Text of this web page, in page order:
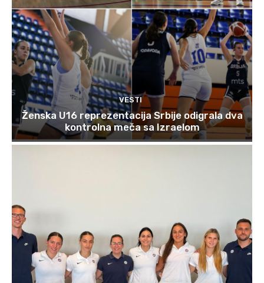
VESTI
Ženska U16 reprezentacija Srbije odigrala dva
kontrolna meča sa Izraelom